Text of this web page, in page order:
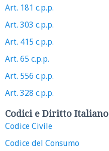
Art. 181 c.p.p.
Art. 303 c.p.p.
Art. 415 c.p.p.
Art. 65 c.p.p.
Art. 556 c.p.p.
Art. 328 c.p.p.
Codici e Diritto Italiano
Codice Civile
Codice del Consumo